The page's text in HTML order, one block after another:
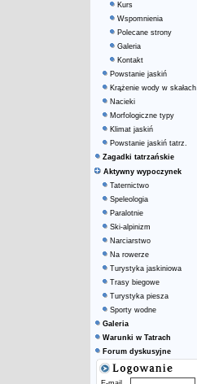
Kurs
Wspomnienia
Polecane strony
Galeria
Kontakt
Powstanie jaskiń
Krążenie wody w skałach
Nacieki
Morfologiczne typy
Klimat jaskiń
Powstanie jaskiń tatrz.
Zagadki tatrzańskie
Aktywny wypoczynek
Taternictwo
Speleologia
Paralotnie
Ski-alpinizm
Narciarstwo
Na rowerze
Turystyka jaskiniowa
Trasy biegowe
Turystyka piesza
Sporty wodne
Galeria
Warunki w Tatrach
Forum dyskusyjne